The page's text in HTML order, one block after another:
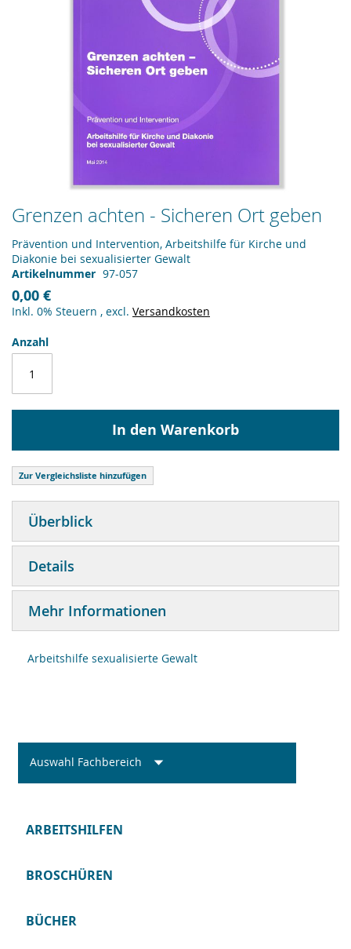
Grenzen achten - Sicheren Ort geben
Prävention und Intervention, Arbeitshilfe für Kirche und
Diakonie bei sexualisierter Gewalt
Artikelnummer 97-057
0,00 €
Inkl. 0% Steuern , excl. Versandkosten
Anzahl
In den Warenkorb
Zur Vergleichsliste hinzufügen
Zum
Anfang
der
Bildergalerie
springen
Überblick
Details
Mehr Informationen
Arbeitshilfe sexualisierte Gewalt
Auswahl Fachbereich
ARBEITSHILFEN
BROSCHÜREN
BÜCHER